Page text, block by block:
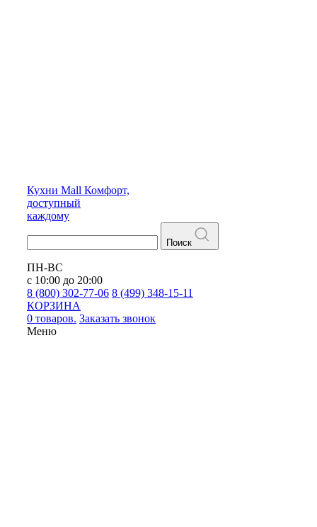
Кухни Mall Комфорт,
доступный
каждому
Поиск
ПН-ВС
с 10:00 до 20:00
8 (800) 302-77-06 8 (499) 348-15-11
КОРЗИНА
0 товаров. Заказать звонок
Меню